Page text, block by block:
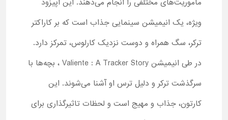
ماموریت‌های مختلفی را انجام می‌دهند. این اپیزود
ویژه، یک انیمیشن سینمایی جذاب است که بر کاراکتر
ترکر، سگ همراه و دوست نزدیک کارلوس، تمرکز دارد.
در طی انیمیشن Valiente : A Tracker Story ، بچه‌ها با
سرگذشت ترکر و دلیل ترس او آشنا می‌شوند. این
کارتون، جذاب و مهیج است و لحظات تاثیرگذاری برای